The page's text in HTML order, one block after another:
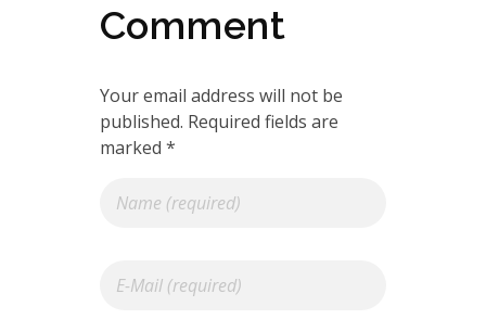
Comment
Your email address will not be
published. Required fields are
marked *